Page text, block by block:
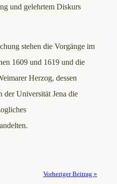
und gelehrtem Diskurs
stehen die Vorgänge im
1609 und 1619 und die
Herzog, dessen
der Universität Jena die
Vorheriger Beitrag »